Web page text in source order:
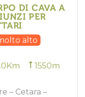
DI CAVA A
PER
alto
1550m
– Cetara –